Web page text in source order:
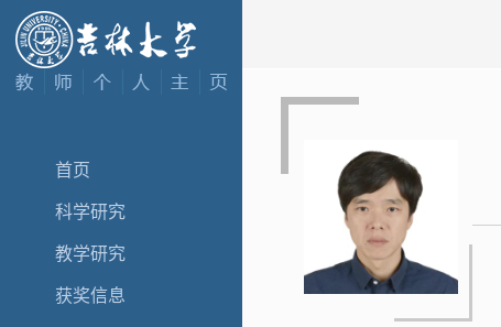
首页
科学研究
教学研究
获奖信息